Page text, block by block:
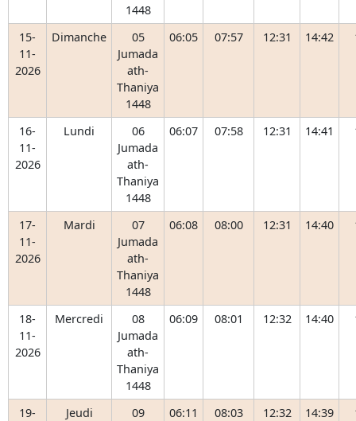
1448
15-
11-
2026
Dimanche
05
Jumada
ath-
Thaniya
1448
06:05 07:57 12:31 14:42
16-
11-
2026
Lundi
06
Jumada
ath-
Thaniya
1448
06:07 07:58 12:31 14:41
17-
11-
2026
Mardi
07
Jumada
ath-
Thaniya
1448
06:08 08:00 12:31 14:40
18-
11-
2026
Mercredi
08
Jumada
ath-
Thaniya
1448
06:09 08:01 12:32 14:40
19-
Jeudi
09
06:11 08:03 12:32 14:39